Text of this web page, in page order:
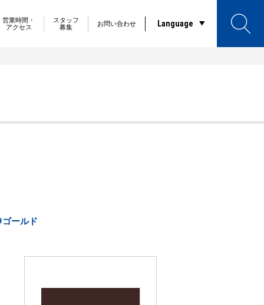
営業時間・
アクセス
スタッフ
募集
お問い合わせ Language
ールド